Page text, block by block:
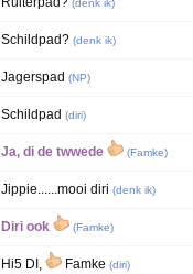
(denk ik)
Schildpad? (denk ik)
Jagerspad (NP)
Schildpad (diri)
Ja, di de twwede (Famke)
Jippie......mooi diri (denk ik)
Diri ook (Famke)
Hi5 DI, Famke (diri)